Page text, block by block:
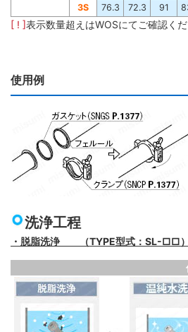
3S
76.3 72.3 91
[ ! ]表示数量超えはWOSにてご確認くだ
使用例
洗浄工程
・脱脂洗浄 （TYPE型式：SL-□□）